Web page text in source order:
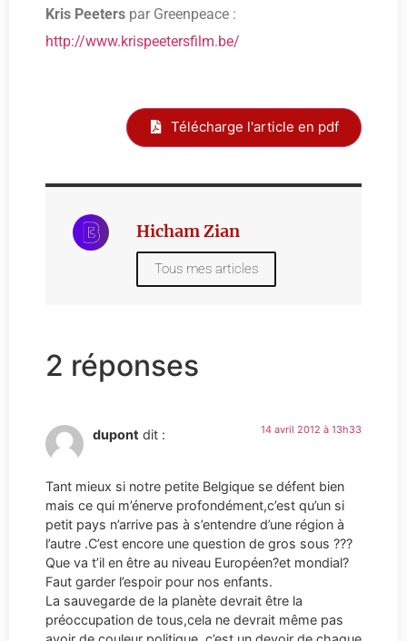
Kris Peeters par Greenpeace :
http://www.krispeetersfilm.be/
Télécharge l'article en pdf
Hicham Zian
Tous mes articles
2 réponses
dupont dit : 14 avril 2012 à 13h33
Tant mieux si notre petite Belgique se défent bien
mais ce qui m’énerve profondément,c’est qu’un si
petit pays n’arrive pas à s’entendre d’une région à
l’autre .C’est encore une question de gros sous ???
Que va t’il en être au niveau Européen?et mondial?
Faut garder l’espoir pour nos enfants.
La sauvegarde de la planète devrait être la
préoccupation de tous,cela ne devrait même pas